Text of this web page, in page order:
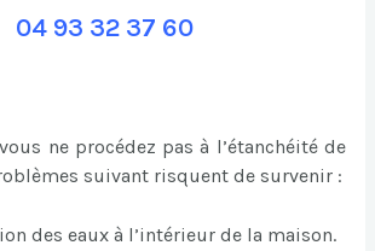
04 93 32 37 60
ne procédez pas à l’étanchéité de
suivant risquent de survenir :
des eaux à l’intérieur de la maison.